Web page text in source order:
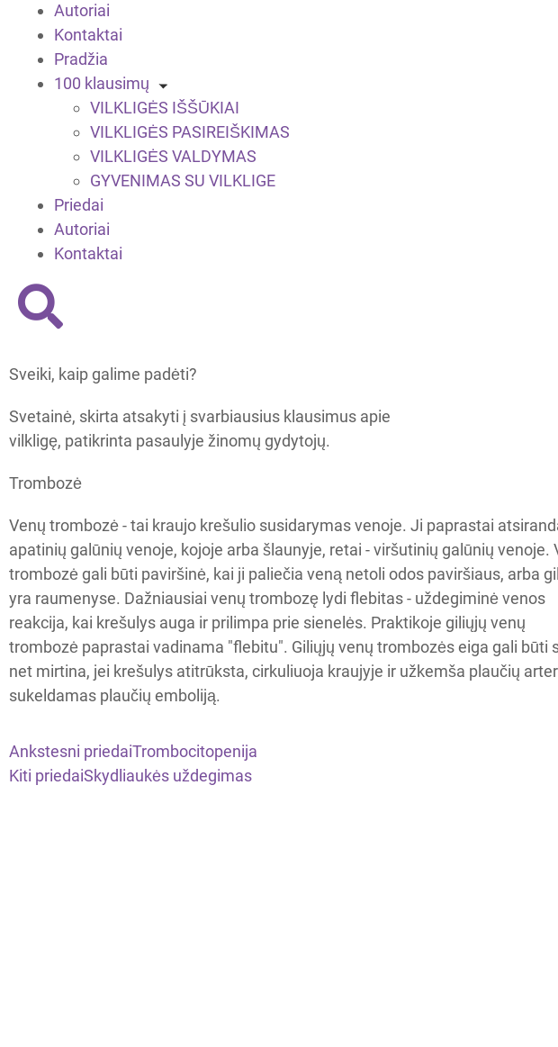
Autoriai
Kontaktai
Pradžia
100 klausimų
VILKLIGĖS IŠŠŪKIAI
VILKLIGĖS PASIREIŠKIMAS
VILKLIGĖS VALDYMAS
GYVENIMAS SU VILKLIGE
Priedai
Autoriai
Kontaktai
Sveiki, kaip galime padėti?
Svetainė, skirta atsakyti į svarbiausius klausimus apie
vilkligę, patikrinta pasaulyje žinomų gydytojų.
Trombozė
Venų trombozė - tai kraujo krešulio susidarymas venoje. Ji paprastai
apatinių galūnių venoje, kojoje arba šlaunyje, retai - viršutinių galūnių venoje.
trombozė gali būti paviršinė, kai ji paliečia veną netoli odos paviršiaus, arba
yra raumenyse. Dažniausiai venų trombozę lydi flebitas - uždegiminė venos
reakcija, kai krešulys auga ir prilimpa prie sienelės. Praktikoje giliųjų venų
trombozė paprastai vadinama "flebitu". Giliųjų venų trombozės eiga gali būti
net mirtina, jei krešulys atitrūksta, cirkuliuoja kraujyje ir užkemša plaučių
sukeldamas plaučių emboliją.
Ankstesni priedaiTrombocitopenija
Kiti priedaiSkydliaukės uždegimas